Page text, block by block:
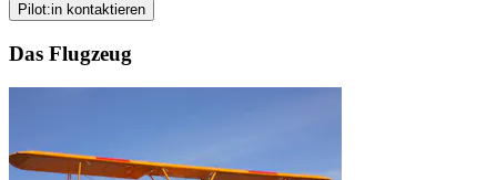
Pilot:in kontaktieren
Das Flugzeug